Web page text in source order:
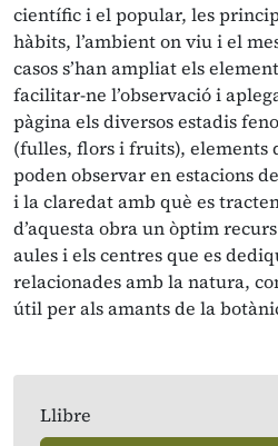
científic i el popular, les
hàbits, l’ambient on viu i el
casos s’han ampliat els
facilitar-ne l’observació i
pàgina els diversos estadis
(fulles, flors i fruits), elements
poden observar en estacions
i la claredat amb què es
d’aquesta obra un òptim
aules i els centres que es
relacionades amb la natura,
útil per als amants de la
Llibre